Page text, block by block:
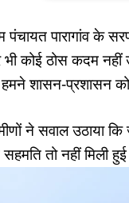
पंचायत पारागांव के
भी कोई ठोस कदम नहीं
शासन-प्रशासन
ने सवाल उठाया
सहमति तो नहीं मिली